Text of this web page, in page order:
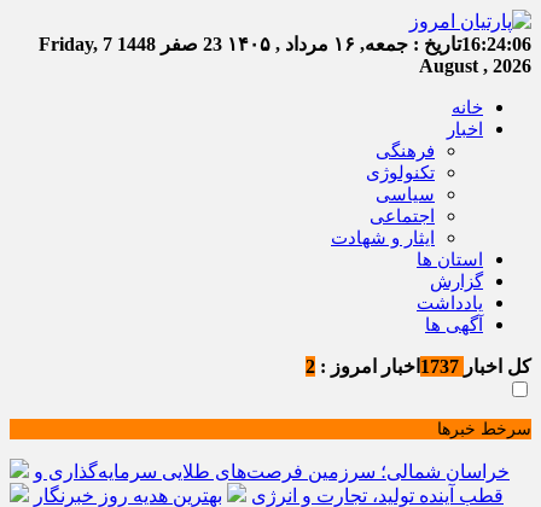
16:24:07تاریخ : جمعه, ۱۶ مرداد , ۱۴۰۵ 23 صفر 1448
Friday, 7
August , 2026
خانه
اخبار
فرهنگی
تکنولوژی
سیاسی
اجتماعی
ایثار و شهادت
استان ها
گزارش
یادداشت
آگهی ها
کل اخبار اخبار امروز : 2
سرخط خبرها
خراسان شمالی؛ سرزمین فرصت‌های طلایی سرمایه‌گذاری و
قطب آینده تولید، تجارت و انرژی
بهترین هدیه روز خبرنگار